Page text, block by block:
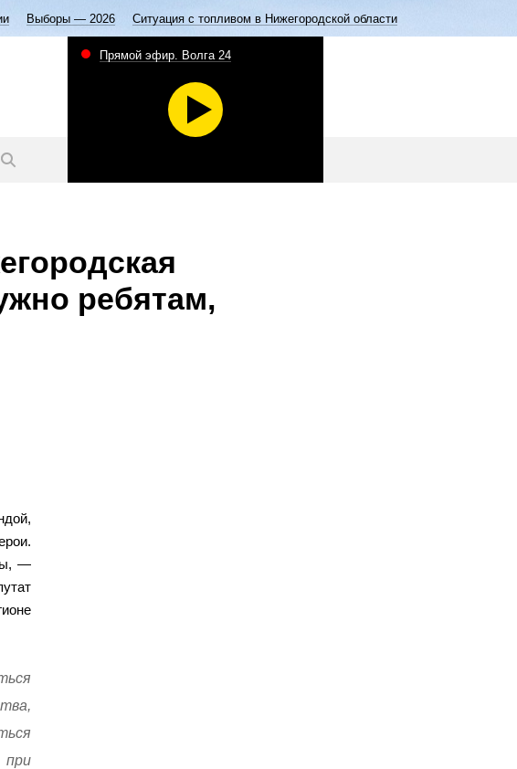
Выборы — 2026 Ситуация с топливом в Нижегородской области
Прямой эфир. Волга 24
ребятам,
—
при